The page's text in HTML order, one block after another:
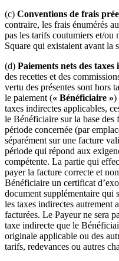
(c) Conventions de frais
contraire, les frais énumérés
pas les tarifs coutumiers et/ou
Square qui existaient avant la
(d) Paiements nets des taxes
des recettes et des
vertu des présentes sont hors
le paiement (« Bénéficiaire »)
taxes indirectes applicables,
le Bénéficiaire sur la base des
période concernée (par
séparément sur une facture
période qui répond aux
compétente. La partie qui
payer la facture correcte et
Bénéficiaire un certificat
document supplémentaire qui
les taxes indirectes autrement
facturées. Le Payeur ne sera
taxe indirecte que le
originale applicable ou des
tarifs, redevances ou autres